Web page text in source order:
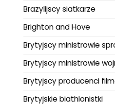
Brazylijscy siatkarze
Brighton and Hove
Brytyjscy ministrowie
Brytyjscy ministrowie
Brytyjscy producenci
Brytyjskie biathlonistki